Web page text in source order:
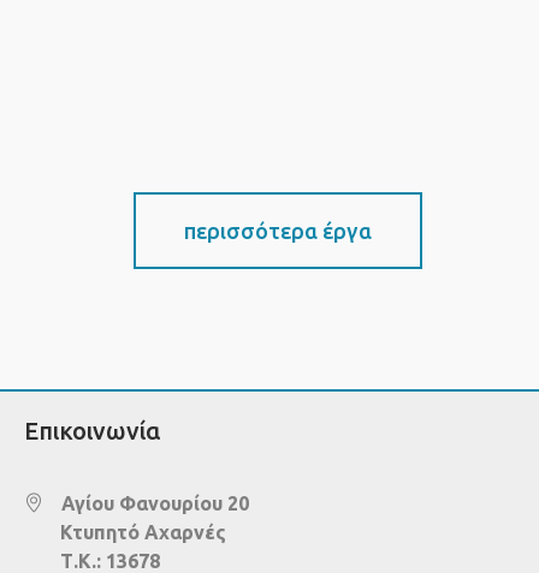
περισσότερα έργα
Επικοινωνία
Αγίου Φανουρίου 20
Κτυπητό Αχαρνές
Τ.Κ.: 13678